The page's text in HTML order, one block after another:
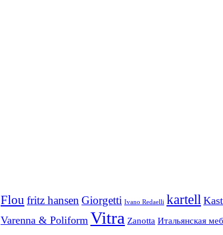
Flou fritz hansen Giorgetti Ivano Redaelli kartell
Varenna & Poliform Vitra Zanotta Итальянская